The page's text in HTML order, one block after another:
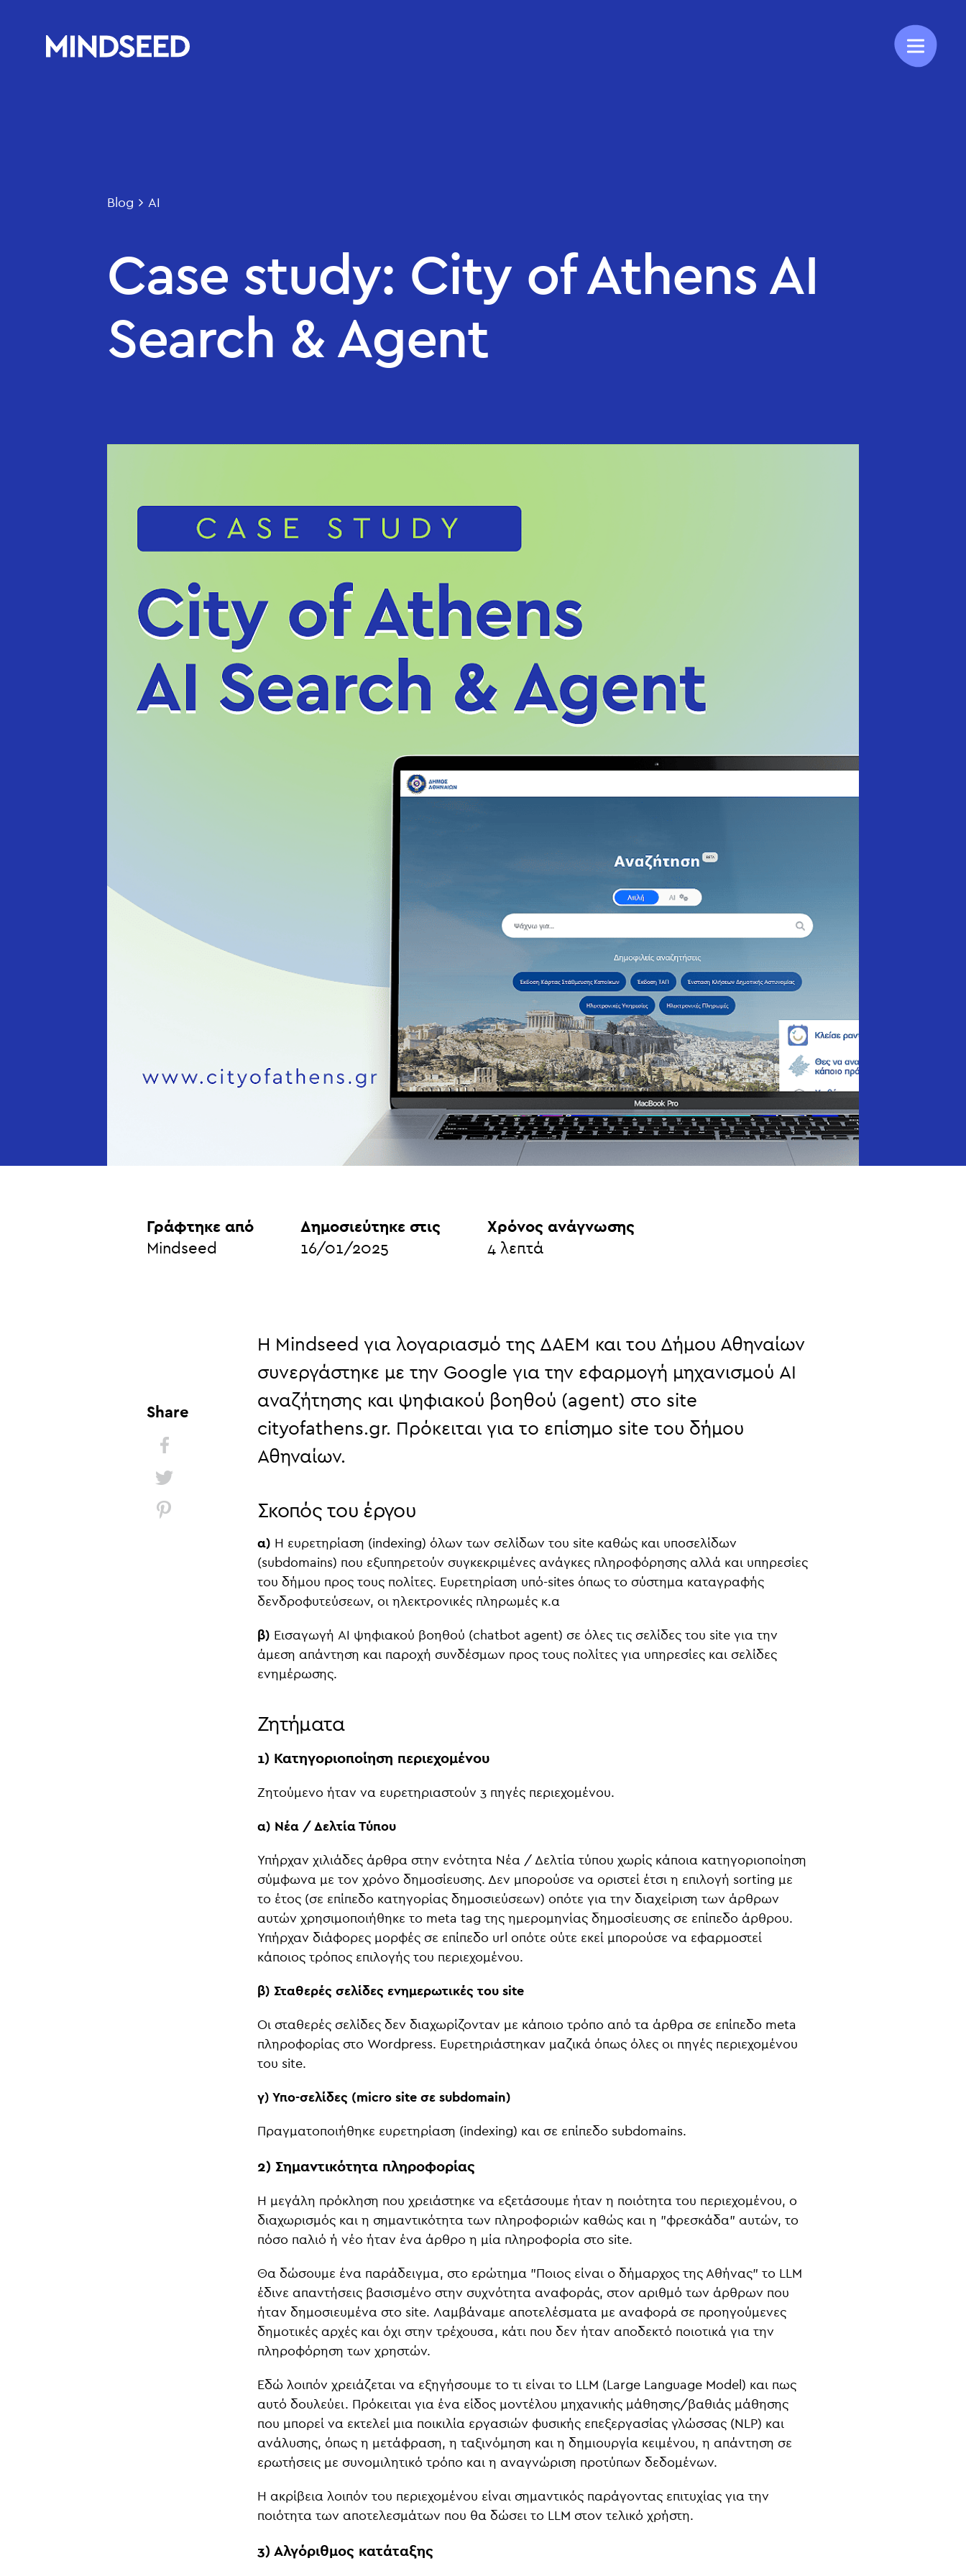
Blog AI
Case study: City of Athens AI
Search & Agent
Γράφτηκε από
Mindseed
Δημοσιεύτηκε στις
16/01/2025
Χρόνος ανάγνωσης
4 λεπτά
Share
Η Mindseed για λογαριασμό της ΔΑΕΜ και του Δήμου Αθηναίων
συνεργάστηκε με την Google για την εφαρμογή μηχανισμού AI
αναζήτησης και ψηφιακού βοηθού (agent) στο site
cityofathens.gr. Πρόκειται για το επίσημο site του δήμου
Αθηναίων.
Σκοπός του έργου
α) Η ευρετηρίαση (indexing) όλων των σελίδων του site καθώς και υποσελίδων
(subdomains) που εξυπηρετούν συγκεκριμένες ανάγκες πληροφόρησης αλλά και υπηρεσίες
του δήμου προς τους πολίτες. Ευρετηρίαση υπό-sites όπως το σύστημα καταγραφής
δενδροφυτεύσεων, οι ηλεκτρονικές πληρωμές κ.α
β) Εισαγωγή AI ψηφιακού βοηθού (chatbot agent) σε όλες τις σελίδες του site για την
άμεση απάντηση και παροχή συνδέσμων προς τους πολίτες για υπηρεσίες και σελίδες
ενημέρωσης.
Ζητήματα
1) Κατηγοριοποίηση περιεχομένου
Ζητούμενο ήταν να ευρετηριαστούν 3 πηγές περιεχομένου.
α) Νέα / Δελτία Τύπου
Υπήρχαν χιλιάδες άρθρα στην ενότητα Νέα / Δελτία τύπου χωρίς κάποια κατηγοριοποίηση
σύμφωνα με τον χρόνο δημοσίευσης. Δεν μπορούσε να οριστεί έτσι η επιλογή sorting με
το έτος (σε επίπεδο κατηγορίας δημοσιεύσεων) οπότε για την διαχείριση των άρθρων
αυτών χρησιμοποιήθηκε το meta tag της ημερομηνίας δημοσίευσης σε επίπεδο άρθρου.
Υπήρχαν διάφορες μορφές σε επίπεδο url οπότε ούτε εκεί μπορούσε να εφαρμοστεί
κάποιος τρόπος επιλογής του περιεχομένου.
β) Σταθερές σελίδες ενημερωτικές του site
Οι σταθερές σελίδες δεν διαχωρίζονταν με κάποιο τρόπο από τα άρθρα σε επίπεδο meta
πληροφορίας στο Wordpress. Ευρετηριάστηκαν μαζικά όπως όλες οι πηγές περιεχομένου
του site.
γ) Υπο-σελίδες (micro site σε subdomain)
Πραγματοποιήθηκε ευρετηρίαση (indexing) και σε επίπεδο subdomains.
2) Σημαντικότητα πληροφορίας
Η μεγάλη πρόκληση που χρειάστηκε να εξετάσουμε ήταν η ποιότητα του περιεχομένου, ο
διαχωρισμός και η σημαντικότητα των πληροφοριών καθώς και η "φρεσκάδα" αυτών, το
πόσο παλιό ή νέο ήταν ένα άρθρο η μία πληροφορία στο site.
Θα δώσουμε ένα παράδειγμα, στο ερώτημα "Ποιος είναι ο δήμαρχος της Αθήνας" το LLM
έδινε απαντήσεις βασισμένο στην συχνότητα αναφοράς, στον αριθμό των άρθρων που
ήταν δημοσιευμένα στο site. Λαμβάναμε αποτελέσματα με αναφορά σε προηγούμενες
δημοτικές αρχές και όχι στην τρέχουσα, κάτι που δεν ήταν αποδεκτό ποιοτικά για την
πληροφόρηση των χρηστών.
Εδώ λοιπόν χρειάζεται να εξηγήσουμε το τι είναι το LLM (Large Language Model) και πως
αυτό δουλεύει. Πρόκειται για ένα είδος μοντέλου μηχανικής μάθησης/βαθιάς μάθησης
που μπορεί να εκτελεί μια ποικιλία εργασιών φυσικής επεξεργασίας γλώσσας (NLP) και
ανάλυσης, όπως η μετάφραση, η ταξινόμηση και η δημιουργία κειμένου, η απάντηση σε
ερωτήσεις με συνομιλητικό τρόπο και η αναγνώριση προτύπων δεδομένων.
Η ακρίβεια λοιπόν του περιεχομένου είναι σημαντικός παράγοντας επιτυχίας για την
ποιότητα των αποτελεσμάτων που θα δώσει το LLM στον τελικό χρήστη.
3) Αλγόριθμος κατάταξης